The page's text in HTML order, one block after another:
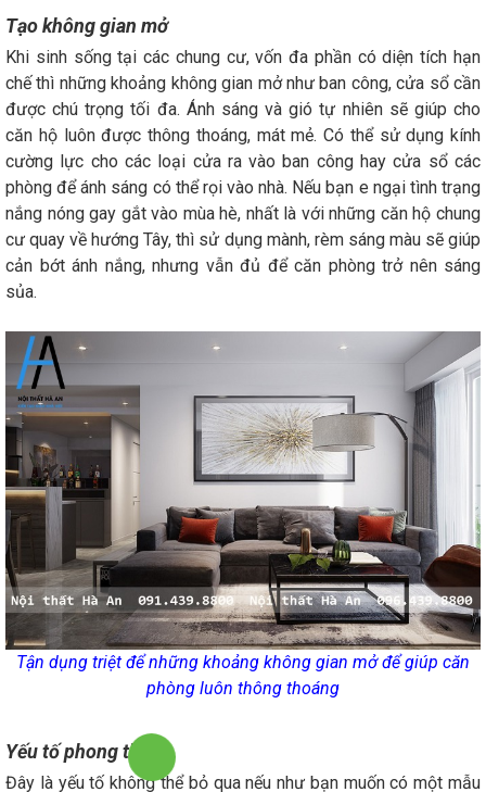
Tạo không gian mở
Khi sinh sống tại các chung cư, vốn đa phần có diện tích hạn
chế thì những khoảng không gian mở như ban công, cửa sổ cần
được chú trọng tối đa. Ánh sáng và gió tự nhiên sẽ giúp cho
căn hộ luôn được thông thoáng, mát mẻ. Có thể sử dụng kính
cường lực cho các loại cửa ra vào ban công hay cửa sổ các
phòng để ánh sáng có thể rọi vào nhà. Nếu bạn e ngại tình trạng
nắng nóng gay gắt vào mùa hè, nhất là với những căn hộ chung
cư quay về hướng Tây, thì sử dụng mành, rèm sáng màu sẽ giúp
cản bớt ánh nắng, nhưng vẫn đủ để căn phòng trở nên sáng
sủa.
Tận dụng triệt để những khoảng không gian mở để giúp căn
phòng luôn thông thoáng
Yếu tố phong thủy
Đây là yếu tố không thể bỏ qua nếu như bạn muốn có một mẫu